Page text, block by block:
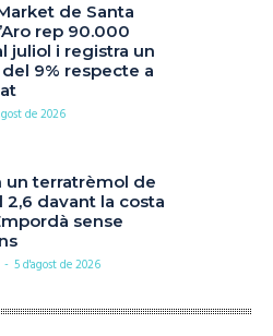
de Santa
rep 90.000
juliol i registra un
9% respecte a
de 2026
un terratrèmol de
davant la costa
sense
- 5 d'agost de 2026